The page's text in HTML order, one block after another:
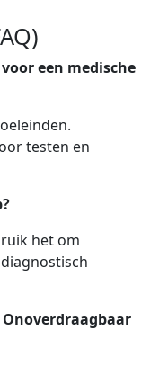
een medische
testen en
het om